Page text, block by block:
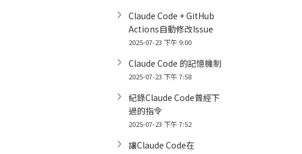
Claude Code + GitHub
Actions自動修改Issue
2025-07-23 下午 9:00
Claude Code 的記憶機制
2025-07-23 下午 7:58
紀錄Claude Code曾經下
過的指令
2025-07-23 下午 7:52
讓Claude Code在